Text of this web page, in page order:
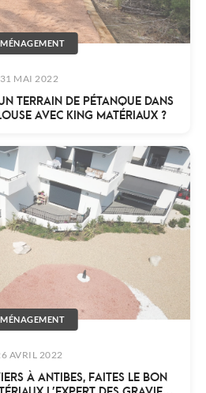
31 MAI 2022
TERRAIN DE PÉTANQUE DANS
AVEC KING MATÉRIAUX ?
AVRIL 2022
À ANTIBES, FAITES LE BON
L’EXPERT DES GRAVIERS